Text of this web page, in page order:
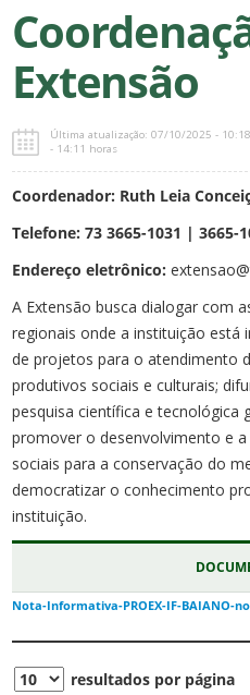
Extensão
Última atualização: 07/10/2025 -
- 14:11 horas
Coordenador: Ruth Leia
Telefone: 73 3665-1031 | 3665-
Endereço eletrônico:
A Extensão busca dialogar com
regionais onde a instituição está
de projetos para o atendimento
produtivos sociais e culturais;
pesquisa científica e tecnológica
promover o desenvolvimento e
sociais para a conservação do
democratizar o conhecimento
instituição.
Nota-Informativa-PROEX-IF-BAIANO-
resultados por página